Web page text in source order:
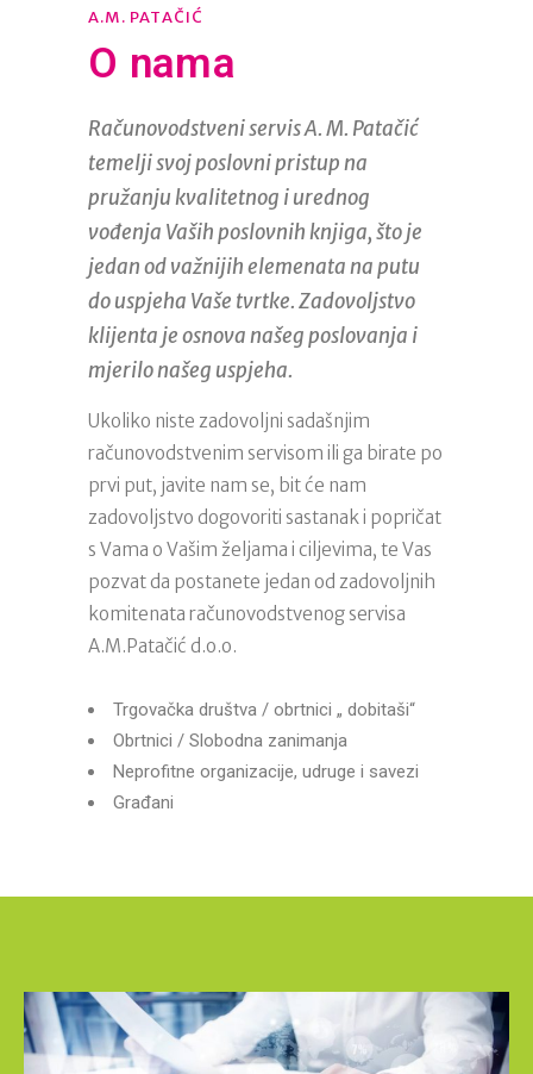
A.M. PATAČIĆ
O nama
Računovodstveni servis A. M. Patačić
temelji svoj poslovni pristup na
pružanju kvalitetnog i urednog
vođenja Vaših poslovnih knjiga, što je
jedan od važnijih elemenata na putu
do uspjeha Vaše tvrtke. Zadovoljstvo
klijenta je osnova našeg poslovanja i
mjerilo našeg uspjeha.
Ukoliko niste zadovoljni sadašnjim
računovodstvenim servisom ili ga birate po
prvi put, javite nam se, bit će nam
zadovoljstvo dogovoriti sastanak i popričat
s Vama o Vašim željama i ciljevima, te Vas
pozvat da postanete jedan od zadovoljnih
komitenata računovodstvenog servisa
A.M.Patačić d.o.o.
Trgovačka društva / obrtnici „ dobitaši“
Obrtnici / Slobodna zanimanja
Neprofitne organizacije, udruge i savezi
Građani